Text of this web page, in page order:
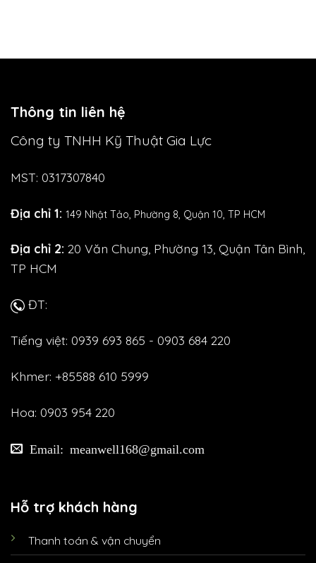
Thông tin liên hệ
Công ty TNHH Kỹ Thuật Gia Lực
MST: 0317307840
Địa chỉ 1: 149 Nhật Tảo, Phường 8, Quận 10, TP HCM
Địa chỉ 2: 20 Văn Chung, Phường 13, Quận Tân Bình,
TP HCM
ĐT:
Tiếng việt: 0939 693 865 - 0903 684 220
Khmer: +85588 610 5999
Hoa: 0903 954 220
Email: meanwell168@gmail.com
Hỗ trợ khách hàng
Thanh toán & vận chuyển